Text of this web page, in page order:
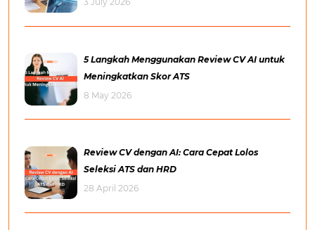
5 Langkah Menggunakan Review CV AI untuk
Meningkatkan Skor ATS
8 May 2026
Review CV dengan AI: Cara Cepat Lolos
Seleksi ATS dan HRD
28 April 2026